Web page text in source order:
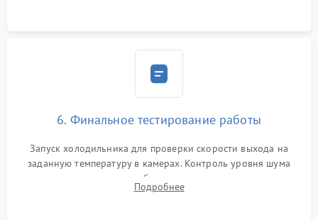
6. Финальное тестирование работы
Запуск холодильника для проверки скорости выхода на
заданную температуру в камерах. Контроль уровня шума
компрессора, отсутствия обмерзания стенок и корректного
срабатывания системы автоматической оттайки.
Подробнее